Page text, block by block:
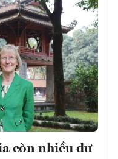
còn nhiều dư